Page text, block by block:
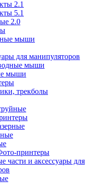
2.1
5.1
2.0
мыши
для манипуляторов
мыши
мыши
трекболы
принтеры
части и аксессуары для